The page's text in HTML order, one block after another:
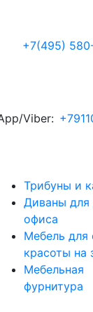
+7(495)
Viber:
Трибуны и
Диваны для
офиса
Мебель для
красоты на
Мебельная
фурнитура